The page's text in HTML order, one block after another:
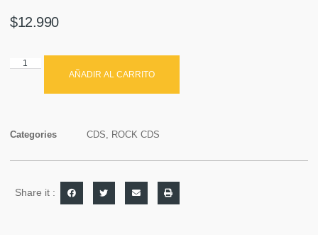
$12.990
AÑADIR AL CARRITO
Categories CDS, ROCK CDS
Share it :